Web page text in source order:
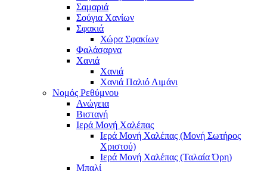
Σαμαριά
Σούγια Χανίων
Σφακιά
Χώρα Σφακίων
Φαλάσαρνα
Χανιά
Χανιά
Χανιά Παλιό Λιμάνι
Νομός Ρεθύμνου
Ανώγεια
Βισταγή
Ιερά Μονή Χαλέπας
Ιερά Μονή Χαλέπας (Μονή Σωτήρος
Χριστού)
Ιερά Μονή Χαλέπας (Ταλαία Όρη)
Μπαλί